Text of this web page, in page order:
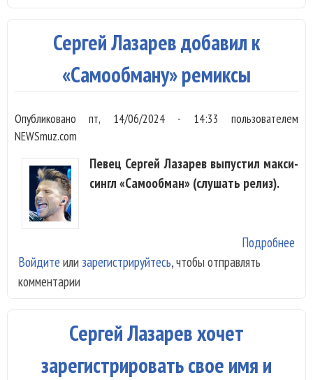
Сергей Лазарев добавил к
«Самообману» ремиксы
Опубликованопт, 14/06/2024 - 14:33 пользователем
NEWSmuz.com
Певец Сергей Лазарев выпустил макси-
сингл «Самообман» (слушать релиз).
Подробнее
Войдите или зарегистрируйтесь, чтобы отправлять
комментарии
Сергей Лазарев хочет
зарегистрировать свое имя и